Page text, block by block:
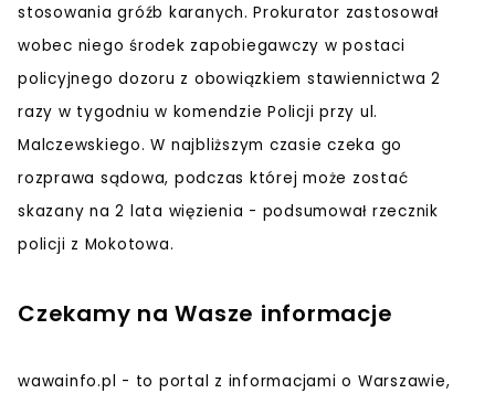
stosowania gróźb karanych. Prokurator zastosował
wobec niego środek zapobiegawczy w postaci
policyjnego dozoru z obowiązkiem stawiennictwa 2
razy w tygodniu w komendzie Policji przy ul.
Malczewskiego. W najbliższym czasie czeka go
rozprawa sądowa, podczas której może zostać
skazany na 2 lata więzienia - podsumował rzecznik
policji z Mokotowa.
Czekamy na Wasze informacje
wawainfo.pl - to portal z informacjami o Warszawie,